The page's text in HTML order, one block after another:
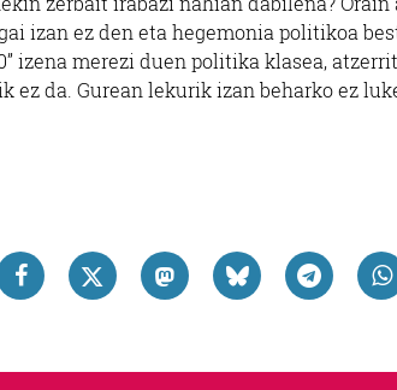
izan ez den eta hegemonia politikoa
izena merezi duen politika klasea,
ez da. Gurean lekurik izan beharko ez